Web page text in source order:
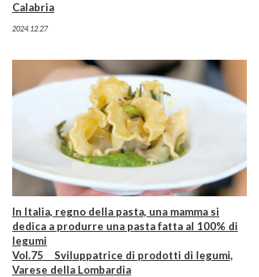
Calabria
2024.12.27
In Italia, regno della pasta, una mamma si
dedica a produrre una pasta fatta al 100% di
legumi
Vol.75 Sviluppatrice di prodotti di legumi,
Varese della Lombardia